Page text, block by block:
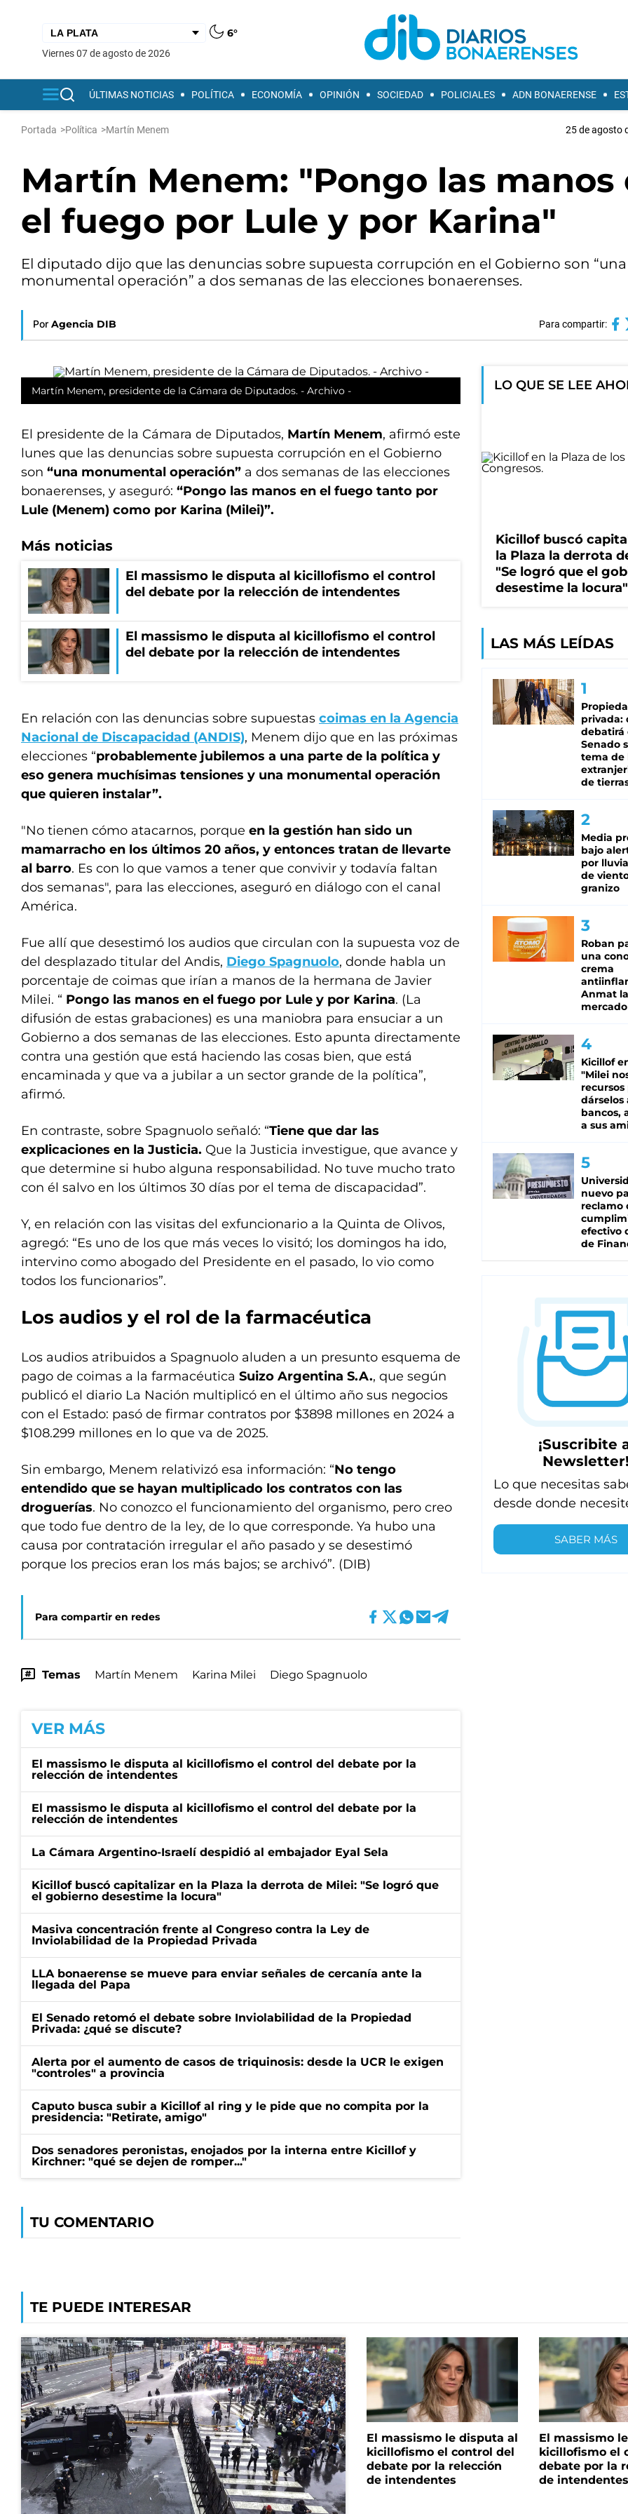
6°
viernes 07 de agosto de 2026
ÚLTIMAS NOTICIAS POLÍTICA ECONOMÍA OPINIÓN SOCIEDAD POLICIALES ADN BONAERENSE
Portada >Política >Martín Menem 25 de agosto
Martín Menem: "Pongo las manos
el fuego por Lule y por Karina"
El diputado dijo que las denuncias sobre supuesta corrupción en el Gobierno son “una
monumental operación” a dos semanas de las elecciones bonaerenses.
Por Agencia DIB Para compartir:
Martín Menem, presidente de la Cámara de Diputados. - Archivo -
El presidente de la Cámara de Diputados, Martín Menem, afirmó este
lunes que las denuncias sobre supuesta corrupción en el Gobierno
son “una monumental operación” a dos semanas de las elecciones
bonaerenses, y aseguró: “Pongo las manos en el fuego tanto por
Lule (Menem) como por Karina (Milei)”.
Más noticias
El massismo le disputa al kicillofismo el control
del debate por la relección de intendentes
El massismo le disputa al kicillofismo el control
del debate por la relección de intendentes
En relación con las denuncias sobre supuestas coimas en la Agencia
Nacional de Discapacidad (ANDIS), Menem dijo que en las próximas
elecciones “probablemente jubilemos a una parte de la política y
eso genera muchísimas tensiones y una monumental operación
que quieren instalar”.
"No tienen cómo atacarnos, porque en la gestión han sido un
mamarracho en los últimos 20 años, y entonces tratan de llevarte
al barro. Es con lo que vamos a tener que convivir y todavía faltan
dos semanas", para las elecciones, aseguró en diálogo con el canal
América.
Fue allí que desestimó los audios que circulan con la supuesta voz de
del desplazado titular del Andis, Diego Spagnuolo, donde habla un
porcentaje de coimas que irían a manos de la hermana de Javier
Milei. “ Pongo las manos en el fuego por Lule y por Karina. (La
difusión de estas grabaciones) es una maniobra para ensuciar a un
Gobierno a dos semanas de las elecciones. Esto apunta directamente
contra una gestión que está haciendo las cosas bien, que está
encaminada y que va a jubilar a un sector grande de la política”,
afirmó.
En contraste, sobre Spagnuolo señaló: “Tiene que dar las
explicaciones en la Justicia. Que la Justicia investigue, que avance y
que determine si hubo alguna responsabilidad. No tuve mucho trato
con él salvo en los últimos 30 días por el tema de discapacidad”.
Y, en relación con las visitas del exfuncionario a la Quinta de Olivos,
agregó: “Es uno de los que más veces lo visitó; los domingos ha ido,
intervino como abogado del Presidente en el pasado, lo vio como
todos los funcionarios”.
Los audios y el rol de la farmacéutica
Los audios atribuidos a Spagnuolo aluden a un presunto esquema de
pago de coimas a la farmacéutica Suizo Argentina S.A., que según
publicó el diario La Nación multiplicó en el último año sus negocios
con el Estado: pasó de firmar contratos por $3898 millones en 2024 a
$108.299 millones en lo que va de 2025.
Sin embargo, Menem relativizó esa información: “No tengo
entendido que se hayan multiplicado los contratos con las
droguerías. No conozco el funcionamiento del organismo, pero creo
que todo fue dentro de la ley, de lo que corresponde. Ya hubo una
causa por contratación irregular el año pasado y se desestimó
porque los precios eran los más bajos; se archivó”. (DIB)
Para compartir en redes
Temas Martín Menem Karina Milei Diego Spagnuolo
VER MÁS
El massismo le disputa al kicillofismo el control del debate por la
relección de intendentes
El massismo le disputa al kicillofismo el control del debate por la
relección de intendentes
La Cámara Argentino-Israelí despidió al embajador Eyal Sela
Kicillof buscó capitalizar en la Plaza la derrota de Milei: "Se logró que
el gobierno desestime la locura"
Masiva concentración frente al Congreso contra la Ley de
Inviolabilidad de la Propiedad Privada
LLA bonaerense se mueve para enviar señales de cercanía ante la
llegada del Papa
El Senado retomó el debate sobre Inviolabilidad de la Propiedad
Privada: ¿qué se discute?
Alerta por el aumento de casos de triquinosis: desde la UCR le exigen
"controles" a provincia
Caputo busca subir a Kicillof al ring y le pide que no compita por la
presidencia: "Retirate, amigo"
Dos senadores peronistas, enojados por la interna entre Kicillof y
Kirchner: "qué se dejen de romper..."
TU COMENTARIO
LO QUE SE LEE
Kicillof buscó
la Plaza la derrota
"Se logró que el
desestime la locura"
LAS MÁS LEÍDAS
privada:
debatirá
Senado
tema de
de
Media
bajo
por
de
granizo
Roban
una
crema
Anmat
mercado
Kicillof
"Milei
recursos
dárselos
bancos,
a sus
nuevo
reclamo
efectivo
de
¡Suscribite
Newsletter!
Lo que necesitas
desde donde
SABER MÁS
TE PUEDE INTERESAR
El massismo le disputa al
kicillofismo el control del
debate por la relección
de intendentes
El massismo
kicillofismo el
debate por la
de intendentes